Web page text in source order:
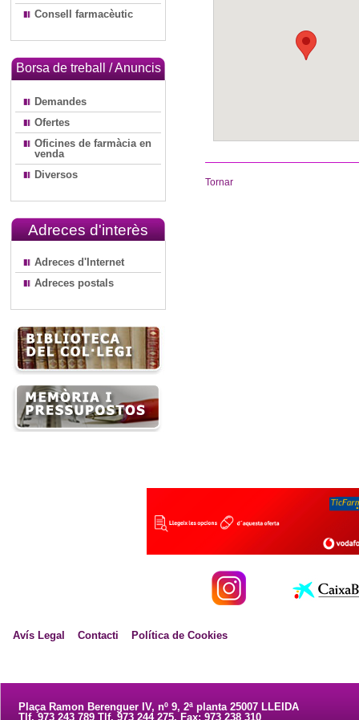
Consell farmacèutic
Borsa de treball / Anuncis
Demandes
Ofertes
Oficines de farmàcia en
venda
Diversos
Adreces d'interès
Adreces d'Internet
Adreces postals
Tornar
Avís Legal Contacti Política de Cookies
Plaça Ramon Berenguer IV, nº 9, 2ª planta 25007 LLEIDA
Tlf. 973 243 789 Tlf. 973 244 275. Fax: 973 238 310